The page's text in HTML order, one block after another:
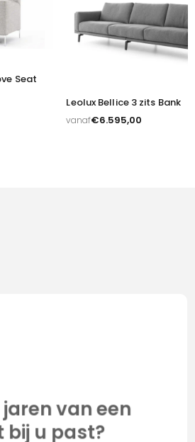
Seat
Leolux Bellice 3 zits Bank
vanaf€6.595,00
jaren van een
bij u past?